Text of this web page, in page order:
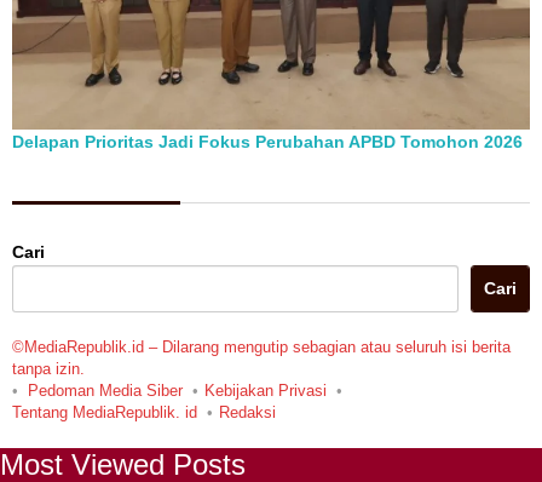
Delapan Prioritas Jadi Fokus Perubahan APBD Tomohon 2026
Cari
Cari
©MediaRepublik.id – Dilarang mengutip sebagian atau seluruh isi berita
tanpa izin.
Pedoman Media Siber
Kebijakan Privasi
Tentang MediaRepublik. id
Redaksi
Most Viewed Posts